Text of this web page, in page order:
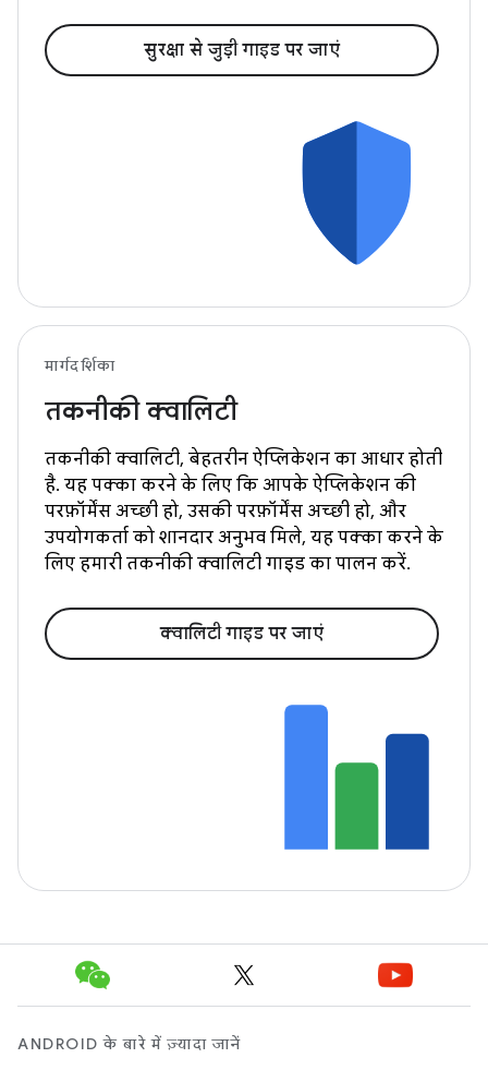
सुरक्षा से जुड़ी गाइड पर जाएं
मार्गदर्शिका
तकनीकी क्वालिटी
तकनीकी क्वालिटी, बेहतरीन ऐप्लिकेशन का आधार होती
है. यह पक्का करने के लिए कि आपके ऐप्लिकेशन की
परफ़ॉर्मेंस अच्छी हो, उसकी परफ़ॉर्मेंस अच्छी हो, और
उपयोगकर्ता को शानदार अनुभव मिले, यह पक्का करने के
लिए हमारी तकनीकी क्वालिटी गाइड का पालन करें.
क्वालिटी गाइड पर जाएं
ANDROID के बारे में ज़्यादा जानें